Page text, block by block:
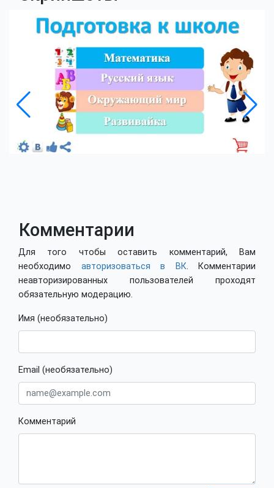
Комментарии
Для того чтобы оставить комментарий, Вам
необходимо авторизоваться в ВК. Комментарии
неавторизированных пользователей проходят
обязательную модерацию.
Имя (необязательно)
Email (необязательно)
Комментарий